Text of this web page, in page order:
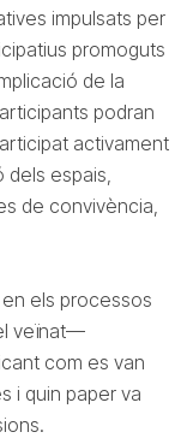
impulsats per
promoguts
de la
podran
activament
dels espais,
de convivència,
els processos
veïnat—
com es van
i quin paper va